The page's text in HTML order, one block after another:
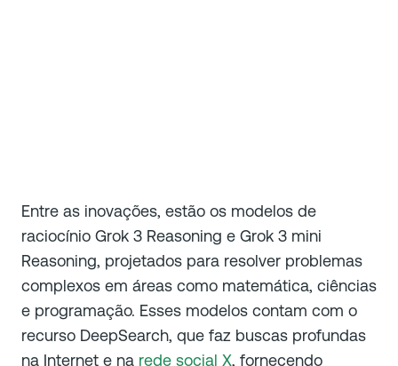
Entre as inovações, estão os modelos de
raciocínio Grok 3 Reasoning e Grok 3 mini
Reasoning, projetados para resolver problemas
complexos em áreas como matemática, ciências
e programação. Esses modelos contam com o
recurso DeepSearch, que faz buscas profundas
na Internet e na rede social X, fornecendo